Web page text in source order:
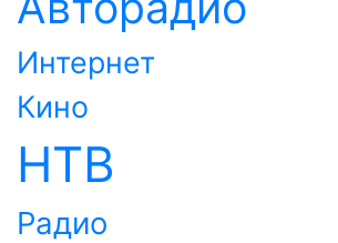
Интернет
Кино
НТВ
Радио